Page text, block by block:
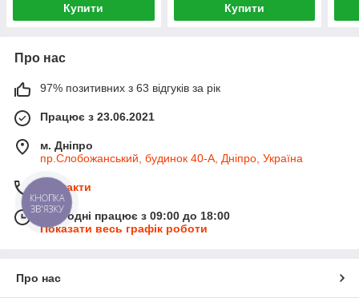
Купити Купити
Про нас
97% позитивних з 63 відгуків за рік
Працює з 23.06.2021
м. Дніпро
пр.Слобожанський, будинок 40-А, Дніпро, Україна
Контакти
Сьогодні працює з 09:00 до 18:00
Показати весь графік роботи
Про нас
КНОПКА
ЗВ'ЯЗКУ